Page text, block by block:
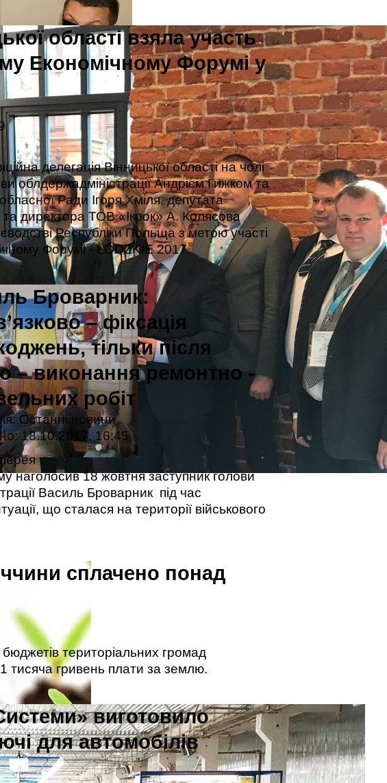
області взяла участь
Економічному Форумі у
делегація Вінницької області на чолі
облдержадміністрації Андрієм Гижком та
Ради Ігоря Хміля, депутата
директора ТОВ «Ікрок» А. Колясова
Республіки Польща з метою участі
Форумі - ŁÓDZKIE 2017.
Броварник:
– фіксація
тільки після
– виконання ремонтно -
робіт
Останні новини
18.10.2017, 16:45
наголосив 18 жовтня заступник голови
Василь Броварник під час
що сталася на території військового
сплачено понад
територіальних громад
тисяча гривень плати за землю.
виготовило
для автомобілів